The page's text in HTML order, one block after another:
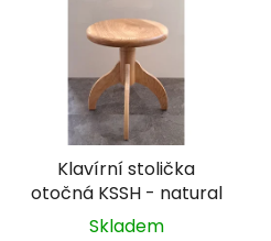
Klavírní stolička
otočná KSSH - natural
Skladem